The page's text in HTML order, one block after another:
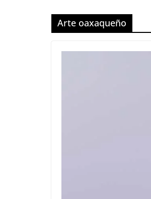
Arte oaxaqueño